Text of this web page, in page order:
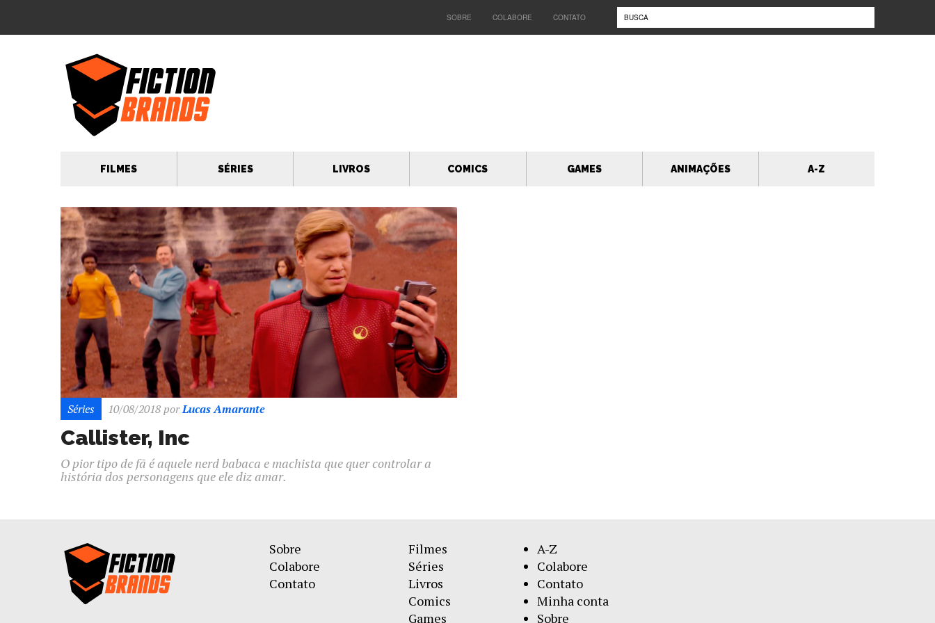
SOBRE COLABORE CONTATO
FILMES SÉRIES LIVROS COMICS GAMES ANIMAÇÕES A-Z
Séries 10/08/2018porLucas Amarante
Callister, Inc
O pior tipo de fã é aquele nerd babaca e machista que quer controlar a
história dos personagens que ele diz amar.
Sobre
Colabore
Contato
Filmes
Séries
Livros
Comics
Games
A-Z
Colabore
Contato
Minha conta
Sobre